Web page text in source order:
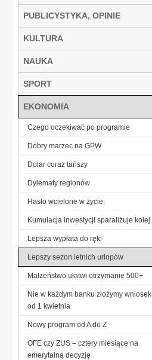
PUBLICYSTYKA, OPINIE
KULTURA
NAUKA
SPORT
EKONOMIA
Czego oczekiwać po programie
Dobry marzec na GPW
Dolar coraz tańszy
Dylematy regionów
Hasło wcielone w życie
Kumulacja inwestycji sparaliżuje kolej
Lepsza wypłata do ręki
Lepszy sezon letnich urlopów
Małżeństwo ułatwi otrzymanie 500+
Nie w każdym banku złożymy wniosek
od 1 kwietnia
Nowy program od A do Z
OFE czy ZUS – cztery miesiące na
emerytalną decyzję